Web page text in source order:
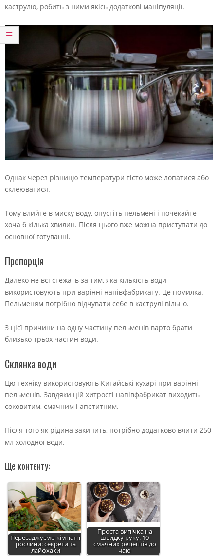
каструлю, робить з ними якісь додаткові маніпуляції.
Однак через різницю температури тісто може лопатися або
склеюватися.
Тому влийте в миску воду, опустіть пельмені і почекайте
хоча б кілька хвилин. Після цього вже можна приступати до
основної готуванні.
Пропорція
Далеко не всі стежать за тим, яка кількість води
використовують при варінні напівфабрикату. Це помилка.
Пельменям потрібно відчувати себе в каструлі вільно.
З цієї причини на одну частину пельменів варто брати
близько трьох частин води.
Склянка води
Цю техніку використовують Китайські кухарі при варінні
пельменів. Завдяки цій хитрості напівфабрикат виходить
соковитим, смачним і апетитним.
Після того як рідина закипить, потрібно додатково влити 250
мл холодної води.
Ще контенту:
Пересаджуємо кімнатні
рослини: секрети та
лайфхаки
Проста випічка на
швидку руку: 10
смачних рецептів до
чаю